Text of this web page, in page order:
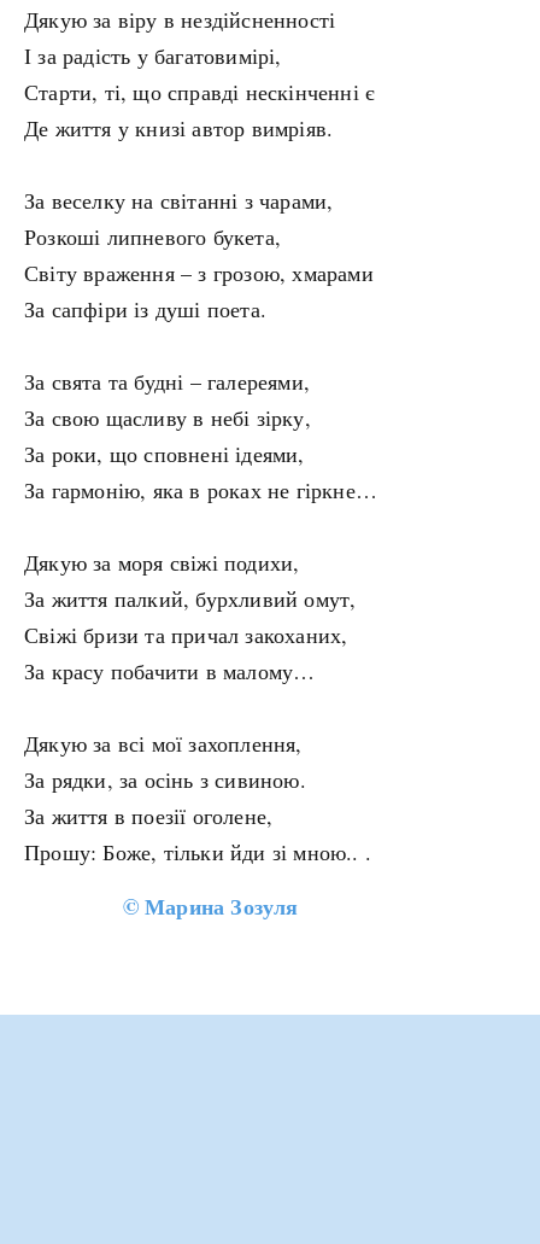
Дякую за віру в нездійсненності
І за радість у багатовимірі,
Старти, ті, що справді нескінченні є
Де життя у книзі автор вимріяв.
За веселку на світанні з чарами,
Розкоші липневого букета,
Світу враження – з грозою, хмарами
За сапфіри із душі поета.
За свята та будні – галереями,
За свою щасливу в небі зірку,
За роки, що сповнені ідеями,
За гармонію, яка в роках не гіркне…
Дякую за моря свіжі подихи,
За життя палкий, бурхливий омут,
Свіжі бризи та причал закоханих,
За красу побачити в малому…
Дякую за всі мої захоплення,
За рядки, за осінь з сивиною.
За життя в поезії оголене,
Прошу: Боже, тільки йди зі мною.. .
©Марина Зозуля